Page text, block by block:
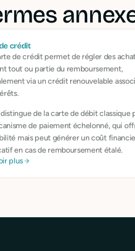
crédit
de crédit permet de régler des
tout ou partie du remboursement,
via un crédit renouvelable
distingue de la carte de débit classique
de paiement échelonné, qui
mais peut générer un coût
en cas de remboursement étalé.
plus